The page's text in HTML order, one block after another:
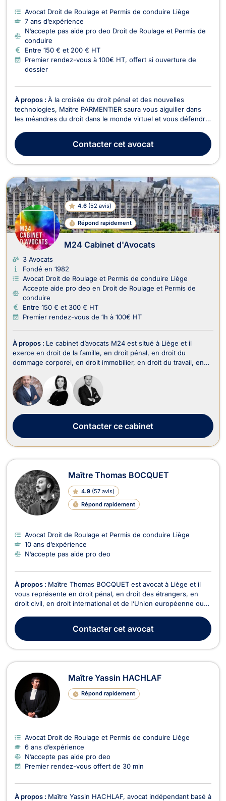
Avocat Droit de Roulage et Permis de conduire Liège
7 ans d’expérience
N’accepte pas aide pro deo Droit de Roulage et Permis de
conduire
Entre 150 € et 200 € HT
Premier rendez-vous à 100€ HT, offert si ouverture de
dossier
À propos : À la croisée du droit pénal et des nouvelles
technologies, Maître PARMENTIER saura vous aiguiller dans
les méandres du droit dans le monde virtuel et vous défendre
Contactercet avocat
4.6 (52 avis)
Répond rapidement
M24 Cabinet d'Avocats
3 Avocats
Fondé en 1982
Avocat Droit de Roulage et Permis de conduire Liège
Accepte aide pro deo en Droit de Roulage et Permis de
conduire
Entre 150 € et 300 € HT
Premier rendez-vous de 1h à 100€ HT
À propos : Le cabinet d’avocats M24 est situé à Liège et il
exerce en droit de la famille, en droit pénal, en droit du
dommage corporel, en droit immobilier, en droit du travail, en
commercial-concurrence, en droit administratif et public, en
droit de la propriété intelle...
Contacter ce cabinet
Maître Thomas BOCQUET
4.9 (57 avis)
Répond rapidement
Avocat Droit de Roulage et Permis de conduire Liège
10 ans d’expérience
N’accepte pas aide pro deo
À propos : Maître Thomas BOCQUET est avocat à Liège et il
vous représente en droit pénal, en droit des étrangers, en
droit civil, en droit international et de l’Union européenne ou
Thomas BOCQUET intervient en droit pénal dans le cadre des
infractions contre les biens ou...
Contactercet avocat
Maître Yassin HACHLAF
Répond rapidement
Avocat Droit de Roulage et Permis de conduire Liège
6 ans d’expérience
N’accepte pas aide pro deo
Premier rendez-vous offert de 30 min
À propos : Maître Yassin HACHLAF, avocat indépendant basé à